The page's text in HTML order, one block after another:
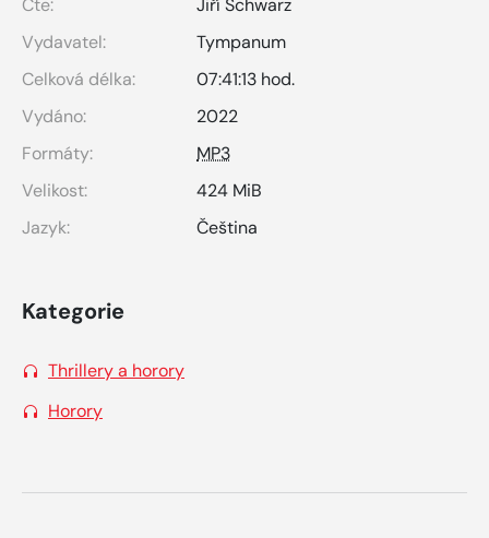
Čte:
Jiří Schwarz
Vydavatel:
Tympanum
Celková délka:
07:41:13 hod.
Vydáno:
2022
Formáty:
MP3
Velikost:
424 MiB
Jazyk:
Čeština
Kategorie
Thrillery a horory
Horory